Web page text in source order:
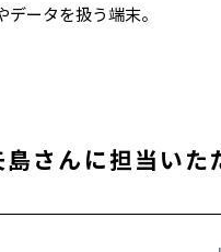
データを扱う端末。
島さんに担当いた